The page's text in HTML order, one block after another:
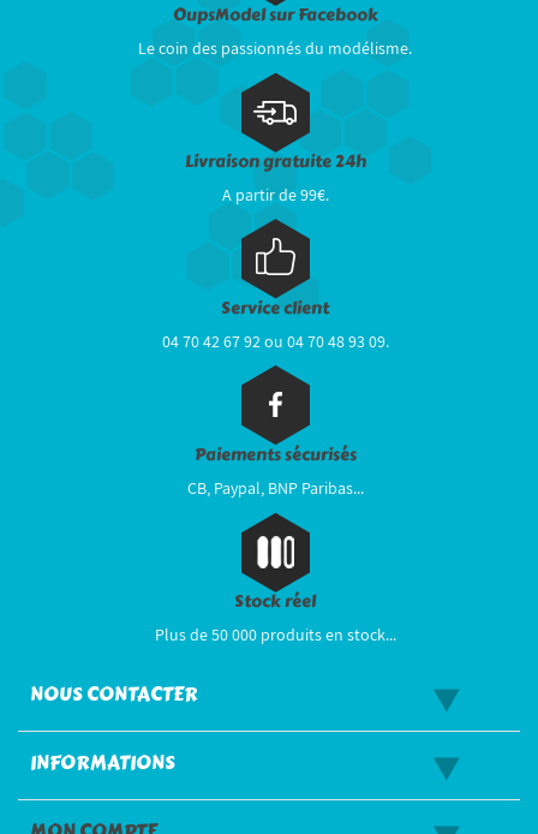
OupsModel sur Facebook
Le coin des passionnés du modélisme.
Livraison gratuite 24h
A partir de 99€.
Service client
04 70 42 67 92 ou 04 70 48 93 09.
Paiements sécurisés
CB, Paypal, BNP Paribas...
Stock réel
Plus de 50 000 produits en stock...
NOUS CONTACTER
INFORMATIONS